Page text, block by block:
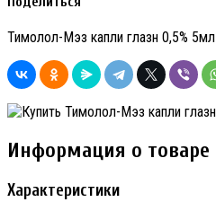
Тимолол-Мэз капли глазн 0,5% 5мл
Информация о товаре
Характеристики